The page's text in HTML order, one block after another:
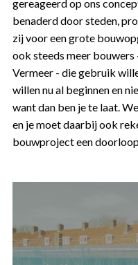
gereageerd op ons
benaderd door steden,
zij voor een grote
ook steeds meer
Vermeer - die gebruik
willen nu al beginnen en
want dan ben je te laat.
en je moet daarbij ook
bouwproject een